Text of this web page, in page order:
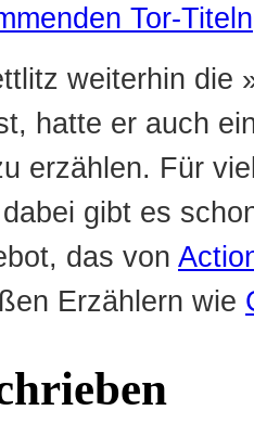
Tor-Titeln
weiterhin die
hatte er auch
erzählen. Für
gibt es
das von
Erzählern wie